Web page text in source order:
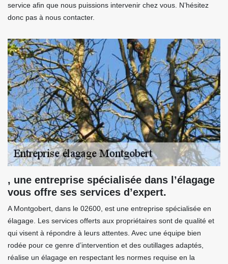
service afin que nous puissions intervenir chez vous. N’hésitez
donc pas à nous contacter.
, une entreprise spécialisée dans l’élagage
vous offre ses services d’expert.
A Montgobert, dans le 02600, est une entreprise spécialisée en
élagage. Les services offerts aux propriétaires sont de qualité et
qui visent à répondre à leurs attentes. Avec une équipe bien
rodée pour ce genre d’intervention et des outillages adaptés,
réalise un élagage en respectant les normes requise en la